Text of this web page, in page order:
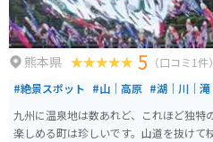
熊本県 5 （口コミ1件）
#絶景スポット #山｜高原 #湖｜川｜滝
九州に温泉地は数あれど、これほど独特
楽しめる町は珍しいです。山道を抜けて